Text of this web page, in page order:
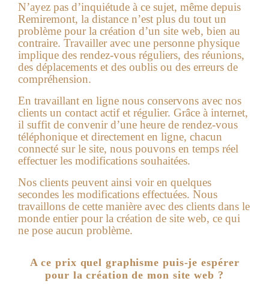
N’ayez pas d’inquiétude à ce sujet, même depuis
Remiremont, la distance n’est plus du tout un
problème pour la création d’un site web, bien au
contraire. Travailler avec une personne physique
implique des rendez-vous réguliers, des réunions,
des déplacements et des oublis ou des erreurs de
compréhension.
En travaillant en ligne nous conservons avec nos
clients un contact actif et régulier. Grâce à internet,
il suffit de convenir d’une heure de rendez-vous
téléphonique et directement en ligne, chacun
connecté sur le site, nous pouvons en temps réel
effectuer les modifications souhaitées.
Nos clients peuvent ainsi voir en quelques
secondes les modifications effectuées. Nous
travaillons de cette manière avec des clients dans le
monde entier pour la création de site web, ce qui
ne pose aucun problème.
A ce prix quel graphisme puis-je espérer
pour la création de mon site web ?